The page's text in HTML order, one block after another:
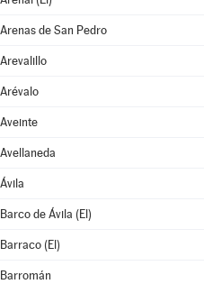
Arenas de San Pedro
Arevalillo
Arévalo
Aveinte
Avellaneda
Ávila
Barco de Ávila (El)
Barraco (El)
Barromán